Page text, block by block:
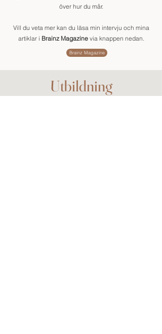
över hur du mår.
Vill du veta mer kan du läsa min intervju och mina
artiklar i Brainz Magazine via knappen nedan.
Brainz Magazine
Utbildning